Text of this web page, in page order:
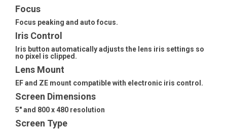
Focus
Focus peaking and auto focus.
Iris Control
Iris button automatically adjusts the lens iris settings so
no pixel is clipped.
Lens Mount
EF and ZE mount compatible with electronic iris control.
Screen Dimensions
5" and 800 x 480 resolution
Screen Type